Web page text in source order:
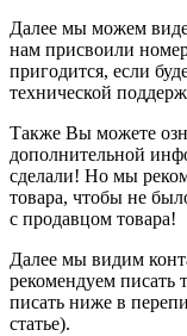
Далее мы можем
нам присвоили
пригодится, если
технической
Также Вы можете
дополнительной
сделали! Но мы
товара, чтобы не
с продавцом товара!
Далее мы видим
рекомендуем писать
писать ниже в
статье).